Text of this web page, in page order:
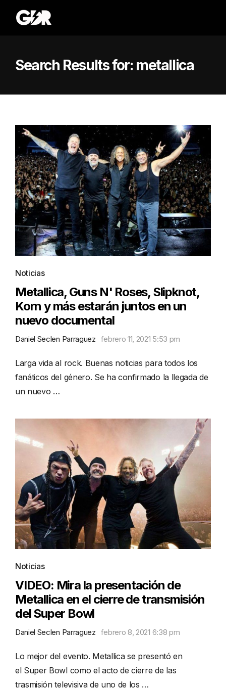
Search Results for: metallica
Noticias
Metallica, Guns N' Roses, Slipknot,
Korn y más estarán juntos en un
nuevo documental
Daniel Seclen Parraguez febrero 11, 2021 5:53 pm
Larga vida al rock. Buenas noticias para todos los
fanáticos del género. Se ha confirmado la llegada de
un nuevo …
Noticias
VIDEO: Mira la presentación de
Metallica en el cierre de transmisión
del Super Bowl
Daniel Seclen Parraguez febrero 8, 2021 6:38 pm
Lo mejor del evento. Metallica se presentó en
el Super Bowl como el acto de cierre de las
trasmisión televisiva de uno de los …